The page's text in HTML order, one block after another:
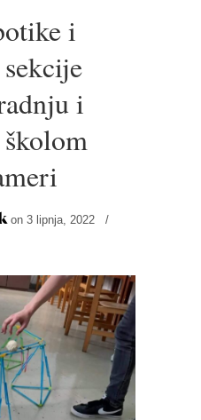
i
i
on 3 lipnja, 2022 /